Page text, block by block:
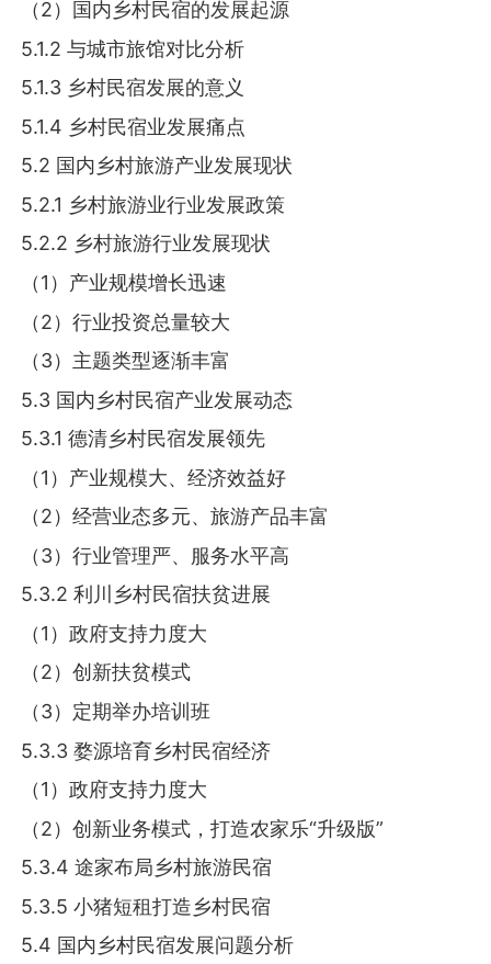
（2）国内乡村民宿的发展起源
5.1.2 与城市旅馆对比分析
5.1.3 乡村民宿发展的意义
5.1.4 乡村民宿业发展痛点
5.2 国内乡村旅游产业发展现状
5.2.1 乡村旅游业行业发展政策
5.2.2 乡村旅游行业发展现状
（1）产业规模增长迅速
（2）行业投资总量较大
（3）主题类型逐渐丰富
5.3 国内乡村民宿产业发展动态
5.3.1 德清乡村民宿发展领先
（1）产业规模大、经济效益好
（2）经营业态多元、旅游产品丰富
（3）行业管理严、服务水平高
5.3.2 利川乡村民宿扶贫进展
（1）政府支持力度大
（2）创新扶贫模式
（3）定期举办培训班
5.3.3 婺源培育乡村民宿经济
（1）政府支持力度大
（2）创新业务模式，打造农家乐“升级版”
5.3.4 途家布局乡村旅游民宿
5.3.5 小猪短租打造乡村民宿
5.4 国内乡村民宿发展问题分析